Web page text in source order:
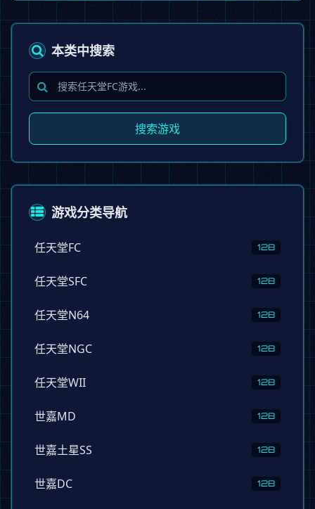
布
支持4K高清渲染，完美兼容所有游戏
立即下载
本类中搜索
搜索游戏
游戏分类导航
任天堂FC 128
任天堂SFC 128
任天堂N64 128
任天堂NGC 128
任天堂WII 128
世嘉MD 128
世嘉土星SS 128
世嘉DC 128